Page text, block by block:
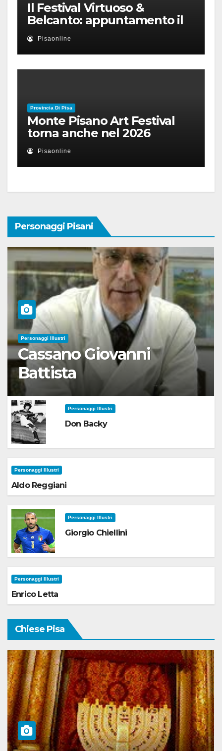
Il Festival Virtuoso &
Belcanto: appuntamento il
28 luglio a Palazzo Blu con
Ruben Micieli
Pisaonline
Provincia Di Pisa
Monte Pisano Art Festival
torna anche nel 2026
Pisaonline
Personaggi Pisani
Personaggi Illustri
Cassano Giovanni
Battista
Personaggi Illustri
Don Backy
Personaggi Illustri
Aldo Reggiani
Personaggi Illustri
Giorgio Chiellini
Personaggi Illustri
Enrico Letta
Chiese Pisa